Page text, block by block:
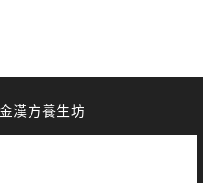
漢方養生坊